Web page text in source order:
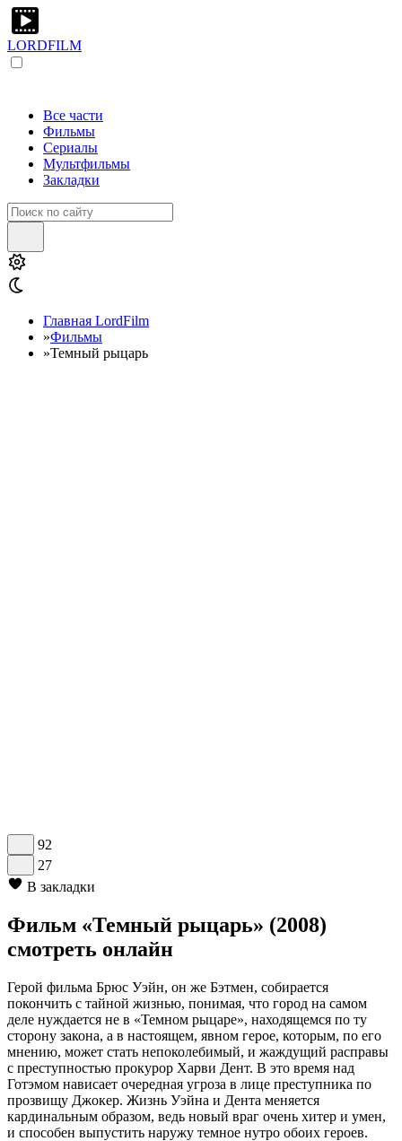
LORDFILM
Все части
Фильмы
Сериалы
Мультфильмы
Закладки
Главная LordFilm
»Фильмы
»Темный рыцарь
92
27
В закладки
Фильм «Темный рыцарь» (2008)
смотреть онлайн
Герой фильма Брюс Уэйн, он же Бэтмен, собирается
покончить с тайной жизнью, понимая, что город на самом
деле нуждается не в «Темном рыцаре», находящемся по ту
сторону закона, а в настоящем, явном герое, которым, по его
мнению, может стать непоколебимый, и жаждущий расправы
с преступностью прокурор Харви Дент. В это время над
Готэмом нависает очередная угроза в лице преступника по
прозвищу Джокер. Жизнь Уэйна и Дента меняется
кардинальным образом, ведь новый враг очень хитер и умен,
и способен выпустить наружу темное нутро обоих героев.